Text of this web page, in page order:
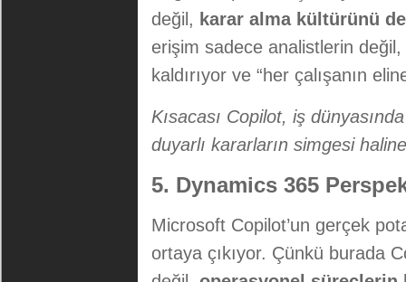
değil, karar alma kültürünü
erişim sadece analistlerin
kaldırıyor ve “her çalışanın
Kısacası Copilot, iş
duyarlı kararların simgesi
5. Dynamics 365
Microsoft Copilot’un gerçek
ortaya çıkıyor. Çünkü burada